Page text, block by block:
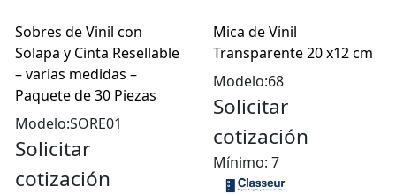
Sobres de Vinil con
Solapa y Cinta Resellable
– varias medidas –
Paquete de 30 Piezas
Modelo:SORE01
Solicitar
cotización
Mica de Vinil
Transparente 20 x12 cm
Modelo:68
Solicitar
cotización
Mínimo: 7